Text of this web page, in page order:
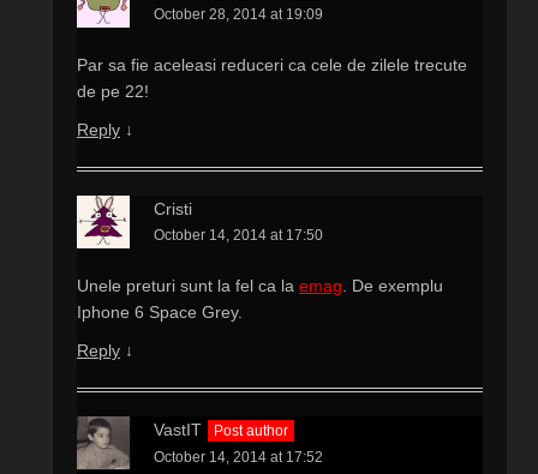
October 28, 2014 at 19:09
Par sa fie aceleasi reduceri ca cele de zilele trecute
de pe 22!
Reply ↓
Cristi
October 14, 2014 at 17:50
Unele preturi sunt la fel ca la emag . De exemplu
Iphone 6 Space Grey.
Reply ↓
VastIT
Post author
October 14, 2014 at 17:52